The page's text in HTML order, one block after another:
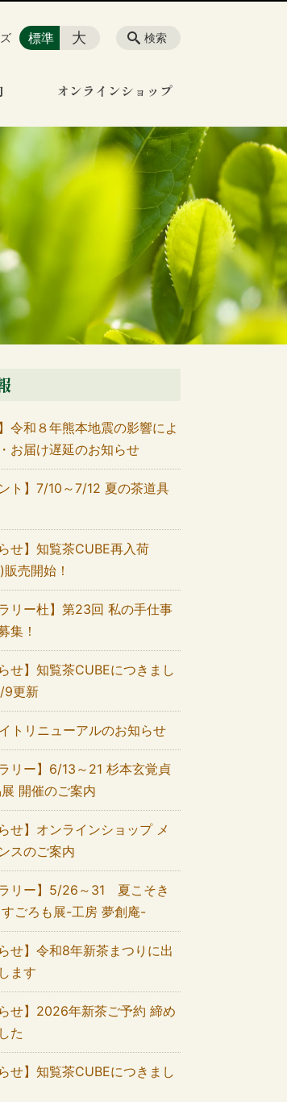
オンラインショップ
検索
標準 大
】令和８年熊本地震の影響によ
お届け遅延のお知らせ
ント】7/10～7/12 夏の茶道具
らせ】知覧茶CUBE再入荷
売開始！
ラリー杜】第23回 私の手仕事
集！
らせ】知覧茶CUBEにつきまし
更新
トリニューアルのお知らせ
ラリー】6/13～21 杉本玄覚貞
開催のご案内
らせ】オンラインショップ メ
スのご案内
ラリー】5/26～31 夏こそき
すごろも展-工房 夢創庵-
らせ】令和8年新茶まつりに出
ます
らせ】2026年新茶ご予約 締め
た
らせ】知覧茶CUBEにつきまし